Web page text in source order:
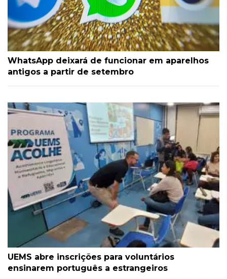
WhatsApp deixará de funcionar em aparelhos
antigos a partir de setembro
UEMS abre inscrições para voluntários
ensinarem português a estrangeiros